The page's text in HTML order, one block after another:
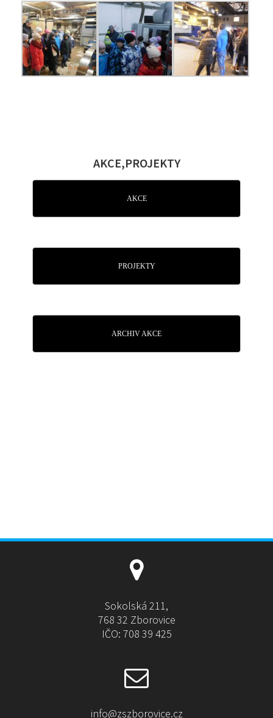
AKCE,PROJEKTY
AKCE
PROJEKTY
ARCHIV AKCE
Sokolská 211,
768 32 Zborovice
IČO: 708 39 425
info@zszborovice.cz